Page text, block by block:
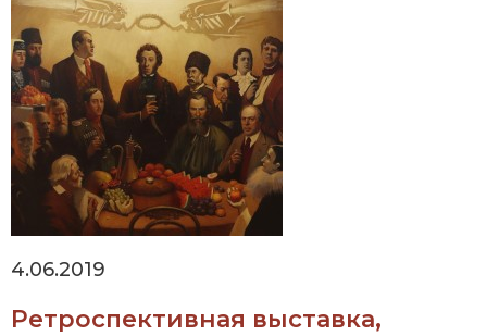
4.06.2019
Ретроспективная выставка,